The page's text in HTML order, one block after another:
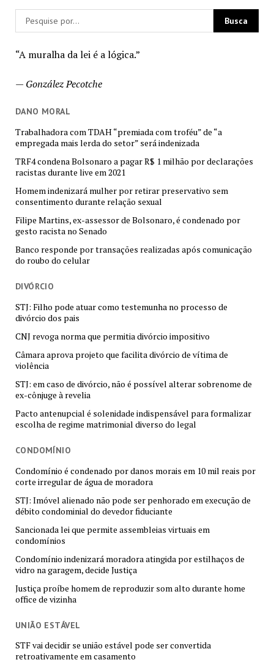
“A muralha da lei é a lógica.”
— González Pecotche
DANO MORAL
Trabalhadora com TDAH “premiada com troféu” de “a
empregada mais lerda do setor” será indenizada
TRF4 condena Bolsonaro a pagar R$ 1 milhão por declarações
racistas durante live em 2021
Homem indenizará mulher por retirar preservativo sem
consentimento durante relação sexual
Filipe Martins, ex-assessor de Bolsonaro, é condenado por
gesto racista no Senado
Banco responde por transações realizadas após comunicação
do roubo do celular
DIVÓRCIO
STJ: Filho pode atuar como testemunha no processo de
divórcio dos pais
CNJ revoga norma que permitia divórcio impositivo
Câmara aprova projeto que facilita divórcio de vítima de
violência
STJ: em caso de divórcio, não é possível alterar sobrenome de
ex-cônjuge à revelia
Pacto antenupcial é solenidade indispensável para formalizar
escolha de regime matrimonial diverso do legal
CONDOMÍNIO
Condomínio é condenado por danos morais em 10 mil reais por
corte irregular de água de moradora
STJ: Imóvel alienado não pode ser penhorado em execução de
débito condominial do devedor fiduciante
Sancionada lei que permite assembleias virtuais em
condomínios
Condomínio indenizará moradora atingida por estilhaços de
vidro na garagem, decide Justiça
Justiça proíbe homem de reproduzir som alto durante home
office de vizinha
UNIÃO ESTÁVEL
STF vai decidir se união estável pode ser convertida
retroativamente em casamento